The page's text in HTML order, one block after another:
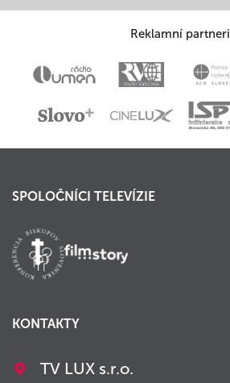
Reklamní partneri
SPOLOČNÍCI TELEVÍZIE
KONTAKTY
TV LUX s.r.o.